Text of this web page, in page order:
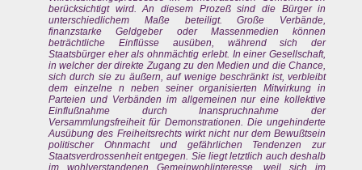
berücksichtigt wird. An diesem Prozeß sind die Bürger in
unterschiedlichem Maße beteiligt. Große Verbände,
finanzstarke Geldgeber oder Massenmedien können
beträchtliche Einflüsse ausüben, während sich der
Staatsbürger eher als ohnmächtig erlebt. In einer Gesellschaft,
in welcher der direkte Zugang zu den Medien und die Chance,
sich durch sie zu äußern, auf wenige beschränkt ist, verbleibt
dem einzelne n neben seiner organisierten Mitwirkung in
Parteien und Verbänden im allgemeinen nur eine kollektive
Einflußnahme durch Inanspruchnahme der
Versammlungsfreiheit für Demonstrationen. Die ungehinderte
Ausübung des Freiheitsrechts wirkt nicht nur dem Bewußtsein
politischer Ohnmacht und gefährlichen Tendenzen zur
Staatsverdrossenheit entgegen. Sie liegt letztlich auch deshalb